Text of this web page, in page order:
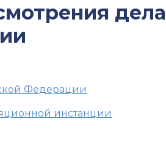
Федерации
инстанции